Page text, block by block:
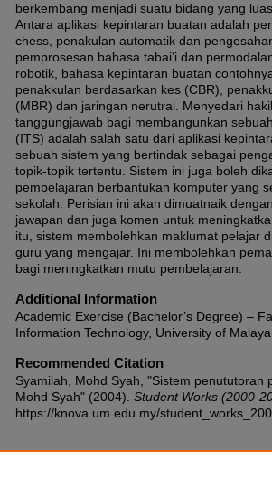
berkembang menjadi suatu bidang yang
Antara aplikasi kepintaran buatan adalah
chess, penakulan automatik dan
pemprosesan bahasa tabai’i dan
robotik, bahasa kepintaran buatan
penakkulan berdasarkan kes (CBR),
(MBR) dan jaringan nerutral. Menyedari
tanggungjawab bagi membangunkan
(ITS) adalah salah satu dari aplikasi
sebuah sistem yang bertindak sebagai
topik-topik tertentu. Sistem ini juga boleh
pembelajaran berbantukan komputer yang
sekolah. Perisian ini akan dimuatnaik
jawapan dan juga komen untuk
itu, sistem membolehkan maklumat pelajar
guru yang mengajar. Ini membolehkan
bagi meningkatkan mutu pembelajaran.
Additional Information
Academic Exercise (Bachelor’s Degree) –
Information Technology, University of
Recommended Citation
Syamilah, Mohd Syah, "Sistem penututoran
Mohd Syah" (2004). Student Works (2000-
https://knova.um.edu.my/